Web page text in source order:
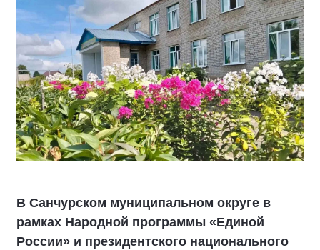
В Санчурском муниципальном округе в
рамках Народной программы «Единой
России» и президентского национального